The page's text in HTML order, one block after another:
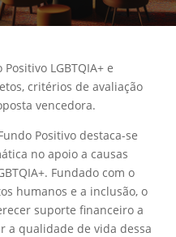
LGBTQIA+ e
critérios de avaliação
vencedora.
Positivo destaca-se
no apoio a causas
Fundado com o
humanos e a inclusão, o
suporte financeiro a
a qualidade de vida dessa